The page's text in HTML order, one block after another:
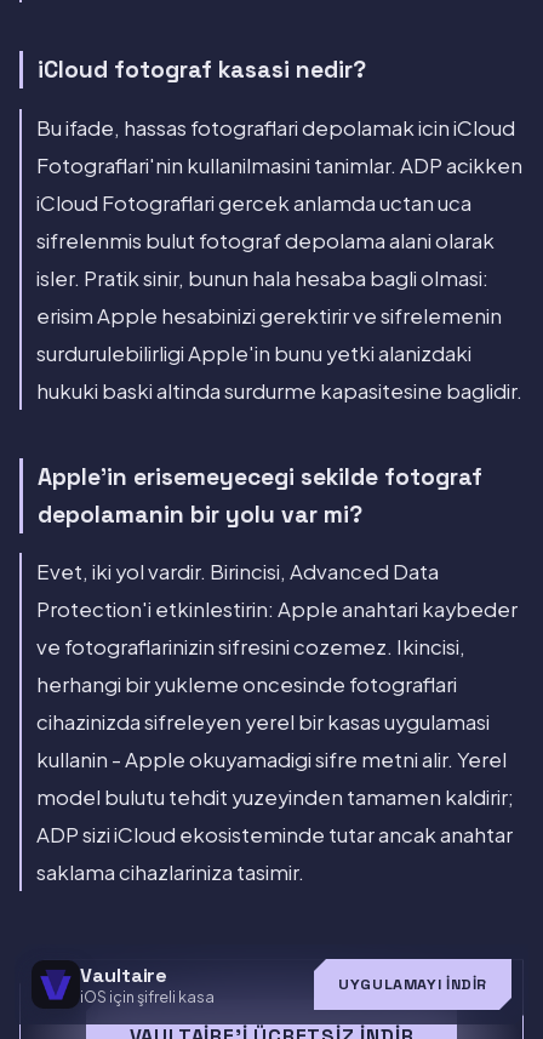
iCloud fotograf kasasi nedir?
Bu ifade, hassas fotograflari depolamak icin iCloud
Fotograflari'nin kullanilmasini tanimlar. ADP acikken
iCloud Fotograflari gercek anlamda uctan uca
sifrelenmis bulut fotograf depolama alani olarak
isler. Pratik sinir, bunun hala hesaba bagli olmasi:
erisim Apple hesabinizi gerektirir ve sifrelemenin
surdurulebilirligi Apple'in bunu yetki alanizdaki
hukuki baski altinda surdurme kapasitesine baglidir.
Apple'in erisemeyecegi sekilde fotograf
depolamanin bir yolu var mi?
Evet, iki yol vardir. Birincisi, Advanced Data
Protection'i etkinlestirin: Apple anahtari kaybeder
ve fotograflarinizin sifresini cozemez. Ikincisi,
herhangi bir yukleme oncesinde fotograflari
cihazinizda sifreleyen yerel bir kasas uygulamasi
kullanin - Apple okuyamadigi sifre metni alir. Yerel
model bulutu tehdit yuzeyinden tamamen kaldirir;
ADP sizi iCloud ekosisteminde tutar ancak anahtar
saklama cihazlariniza tasimir.
Vaultaire
iOS için şifreli kasa
UYGULAMAYI İNDIR